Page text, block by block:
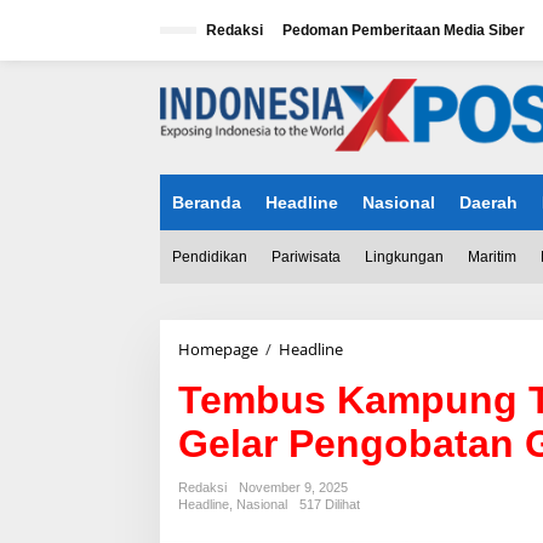
Redaksi Pedoman Pemberitaan Media Siber
Beranda Headline Nasional Daerah
Pendidikan Pariwisata Lingkungan Maritim
Homepage / Headline
m
b
u
s
K
a
Tembus Kampung
Gelar Pengobatan
Redaksi
November 9, 2025
Headline
Nasional 517 Dilihat